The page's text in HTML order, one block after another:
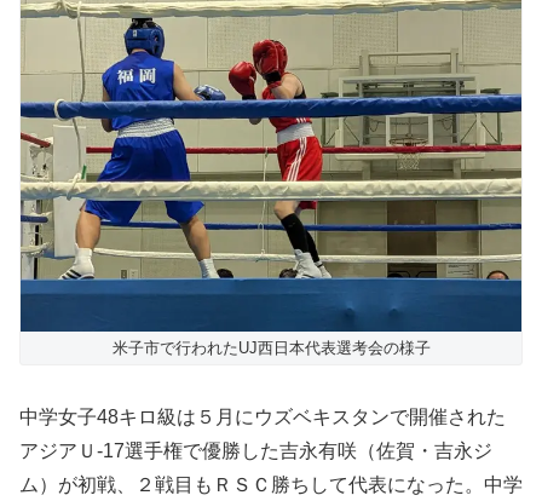
米子市で行われたUJ西日本代表選考会の様子
中学女子48キロ級は５月にウズベキスタンで開催された
アジアＵ-17選手権で優勝した吉永有咲（佐賀・吉永ジ
ム）が初戦、２戦目もＲＳＣ勝ちして代表になった。中学